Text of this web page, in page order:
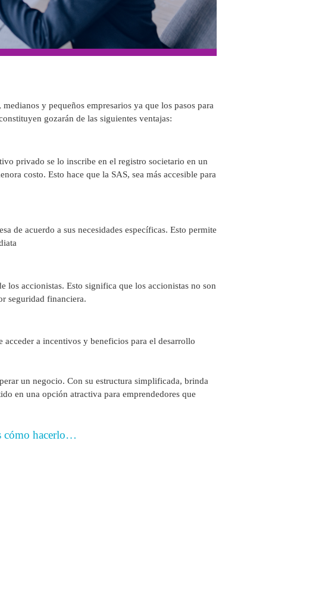
y pequeños empresarios ya que los pasos para
gozarán de las siguientes ventajas:
privado se lo inscribe en el registro societario en un
costo. Esto hace que la SAS, sea más accesible para
de acuerdo a sus necesidades específicas. Esto permite
los accionistas. Esto significa que los accionistas no son
seguridad financiera.
a incentivos y beneficios para el desarrollo
un negocio. Con su estructura simplificada, brinda
en una opción atractiva para emprendedores que
cómo hacerlo…